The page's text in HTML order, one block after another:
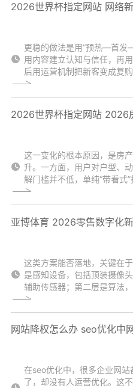
2026世界杯指定网站 网络
更稳的做法是用“预热—首发
用内容建立认知与信任，再
后用运营机制把新客变成复
2026世界杯指定网站 2026
这一变化的根本原因，是房
升。一方面，用户对户型、
解门槛并不低，单纯“带看式
亚博体育 2026零售数字化
这类方案能否落地，关键在
是感知设备，包括顶装摄像
辅助传感器；第二层是算法
网站降权怎么办 seo优化中
在seo优化中，很多企业网
了，却没有人运营优化。这